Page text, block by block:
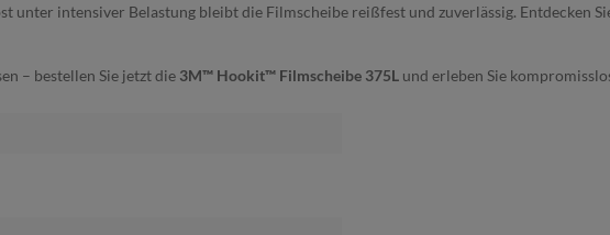
unter intensiver Belastung bleibt die Filmscheibe reißfest und zuverlässig. Entdecken
– bestellen Sie jetzt die 3M™ Hookit™ Filmscheibe 375L und erleben Sie